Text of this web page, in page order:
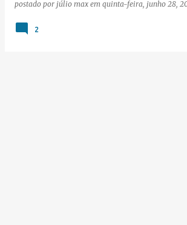
postado por júlio max em quinta-feira, junho 28,
2